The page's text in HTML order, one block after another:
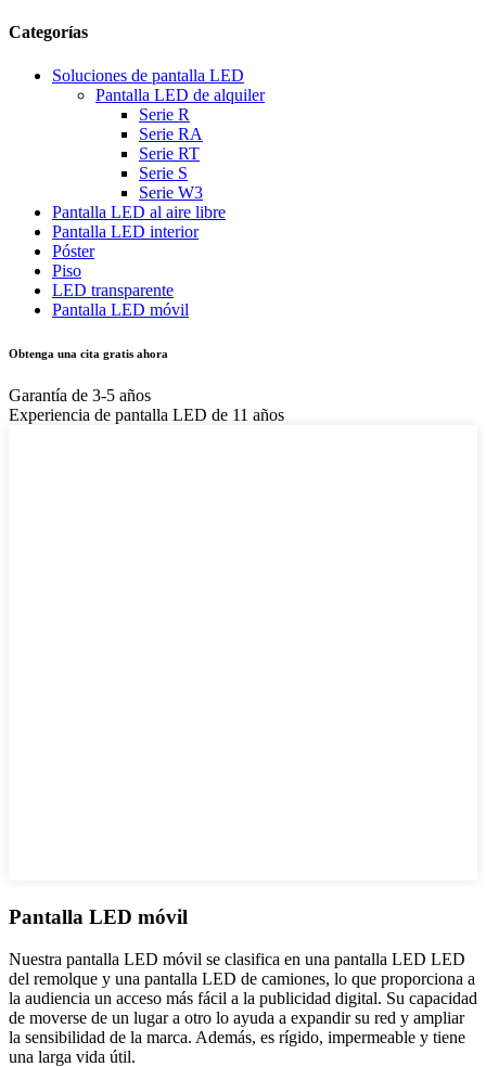
Categorías
Soluciones de pantalla LED
Pantalla LED de alquiler
Serie R
Serie RA
Serie RT
Serie S
Serie W3
Pantalla LED al aire libre
Pantalla LED interior
Póster
Piso
LED transparente
Pantalla LED móvil
Obtenga una cita gratis ahora
Garantía de 3-5 años
Experiencia de pantalla LED de 11 años
Pantalla LED móvil
Nuestra pantalla LED móvil se clasifica en una pantalla LED LED
del remolque y una pantalla LED de camiones, lo que proporciona a
la audiencia un acceso más fácil a la publicidad digital. Su capacidad
de moverse de un lugar a otro lo ayuda a expandir su red y ampliar
la sensibilidad de la marca. Además, es rígido, impermeable y tiene
una larga vida útil.